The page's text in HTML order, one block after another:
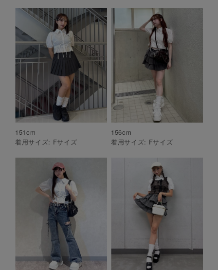
151cm
着用サイズ: Fサイズ
156cm
着用サイズ: Fサイズ